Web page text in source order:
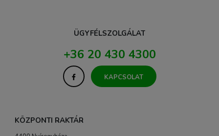
ÜGYFÉLSZOLGÁLAT
+36 20 430 4300
KAPCSOLAT
KÖZPONTI RAKTÁR